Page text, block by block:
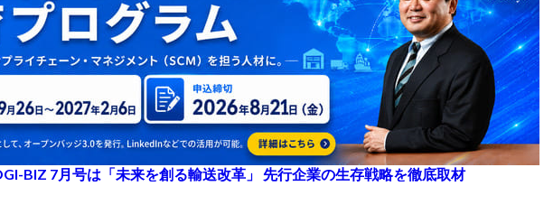
BIZ 7月号は「未来を創る輸送改革」 先行企業の生存戦略を徹底取材